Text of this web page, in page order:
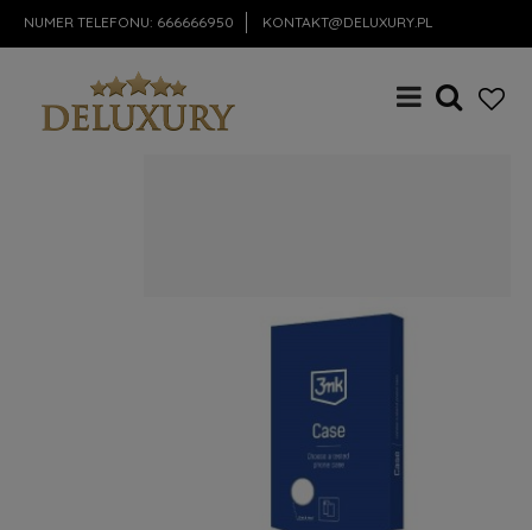
NUMER TELEFONU: 666666950 KONTAKT@DELUXURY.PL